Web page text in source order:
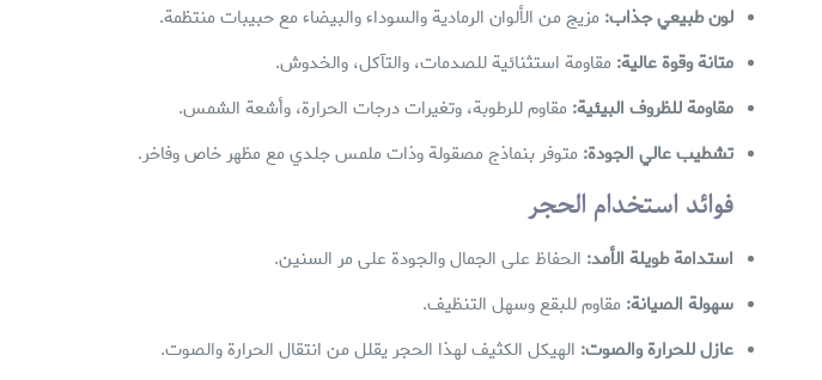
لون طبيعي جذاب: مزيج من الألوان الرمادية والسوداء والبيضاء مع حبيبات منتظمة.
متانة وقوة عالية: مقاومة استثنائية للصدمات، والتآكل، والخدوش.
مقاومة للظروف البيئية: مقاوم للرطوبة، وتغيرات درجات الحرارة، وأشعة الشمس.
تشطيب عالي الجودة: متوفر بنماذج مصقولة وذات ملمس جلدي مع مظهر خاص وفاخر.
فوائد استخدام الحجر
استدامة طويلة الأمد: الحفاظ على الجمال والجودة على مر السنين.
سهولة الصيانة: مقاوم للبقع وسهل التنظيف.
عازل للحرارة والصوت: الهيكل الكثيف لهذا الحجر يقلل من انتقال الحرارة والصوت.